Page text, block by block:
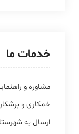
خدمات ما
مشاوره و
خمکاری و
ارسال به